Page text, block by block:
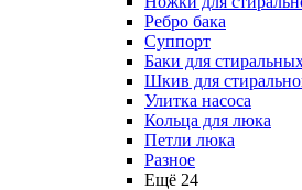
Ребро бака
Суппорт
Баки для
Шкив для
Улитка насоса
Кольца для люка
Петли люка
Разное
Ещё 24